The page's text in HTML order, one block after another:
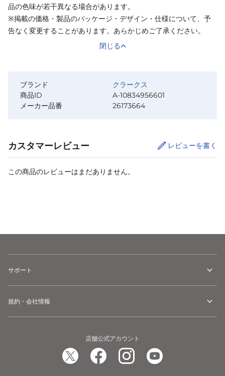
品の色味が若干異なる場合があります。
※掲載の価格・製品のパッケージ・デザイン・仕様について、予
告なく変更することがあります。あらかじめご了承ください。
閉じる
ブランド
クラークス
商品ID
A-10834956601
メーカー品番
26173664
カスタマーレビュー レビューを書く
この商品のレビューはまだありません。
サポート
規約・会社情報
店舗公式アカウント